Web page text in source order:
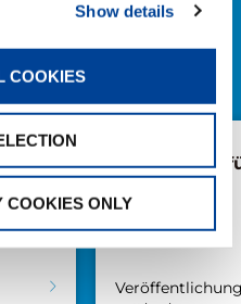
Show details
COOKIES
COOKIES ONLY
AC 5.250L-2